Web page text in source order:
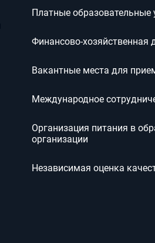
Платные образовательные
Финансово-хозяйственная
Вакантные места для
Международное
Организация питания в
организации
Независимая оценка